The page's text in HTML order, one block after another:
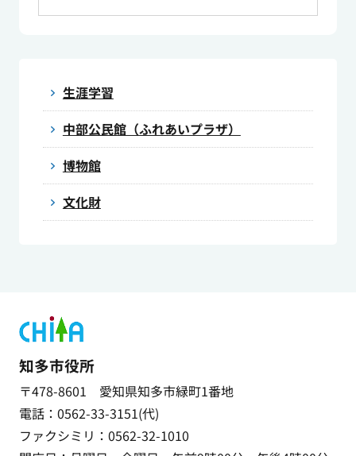
生涯学習
中部公民館（ふれあいプラザ）
博物館
文化財
知多市役所
〒478-8601 愛知県知多市緑町1番地
電話：0562-33-3151(代)
ファクシミリ：0562-32-1010